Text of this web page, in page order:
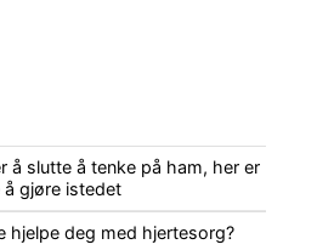
å slutte å tenke på ham, her er
gjøre istedet
hjelpe deg med hjertesorg?